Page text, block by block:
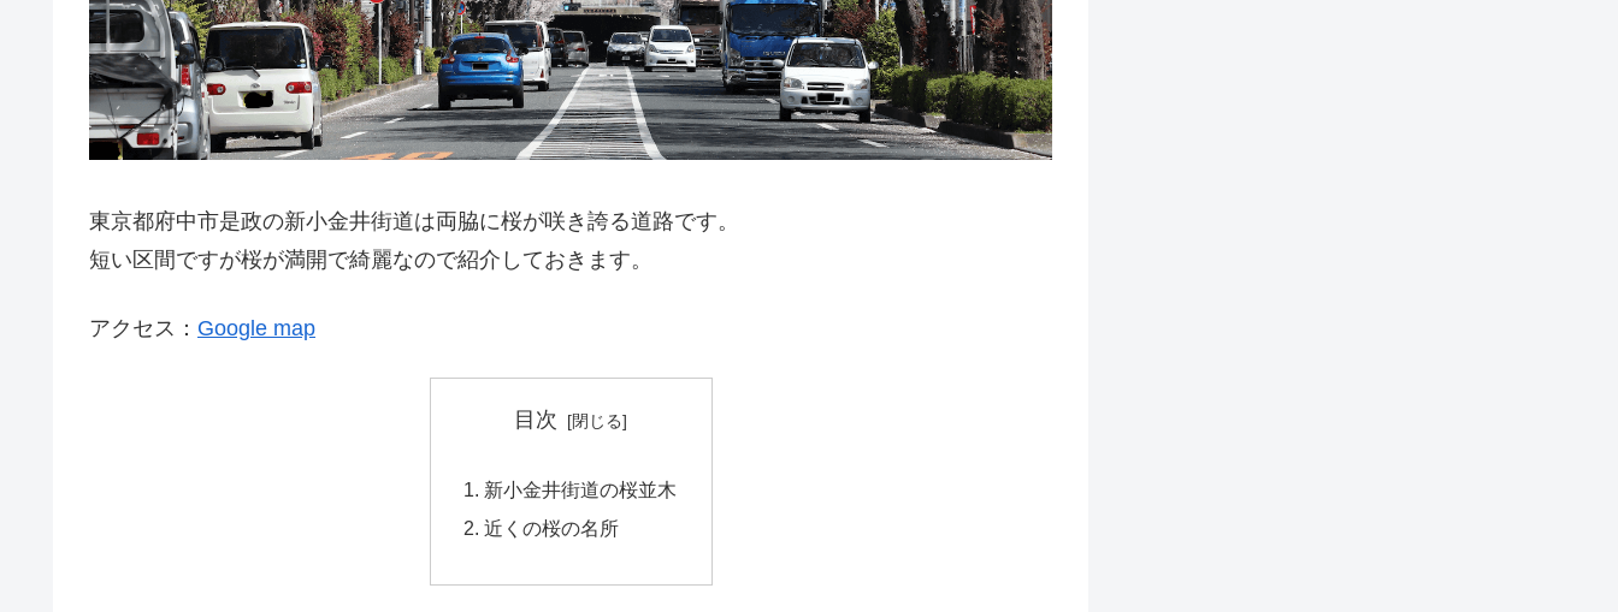
東京都府中市是政の新小金井街道は両脇に桜が咲き誇る道路です。
短い区間ですが桜が満開で綺麗なので紹介しておきます。
アクセス： Google map
目次
新小金井街道の桜並木
近くの桜の名所